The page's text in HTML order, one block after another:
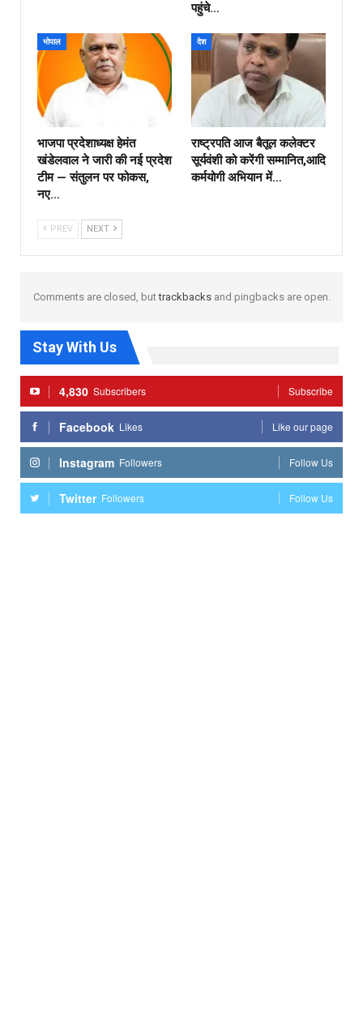
पहुंचे…
भोपाल
भाजपा प्रदेशाध्यक्ष हेमंत
खंडेलवाल ने जारी की नई प्रदेश
टीम — संतुलन पर फोकस,
नए…
देश
राष्ट्रपति आज बैतूल कलेक्टर
सूर्यवंशी को करेंगी सम्मानित,आदि
कर्मयोगी अभियान में…
PREV NEXT
Comments are closed, buttrackbacksand pingbacks are open.
Stay With Us
4,830 Subscribers Subscribe
Facebook Likes Like our page
Instagram Followers Follow Us
Twitter Followers Follow Us